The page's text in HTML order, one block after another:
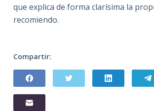
que explica de forma clarísima la
recomiendo.
Compartir: